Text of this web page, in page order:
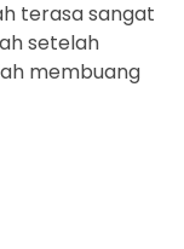
terasa sangat
setelah
membuang